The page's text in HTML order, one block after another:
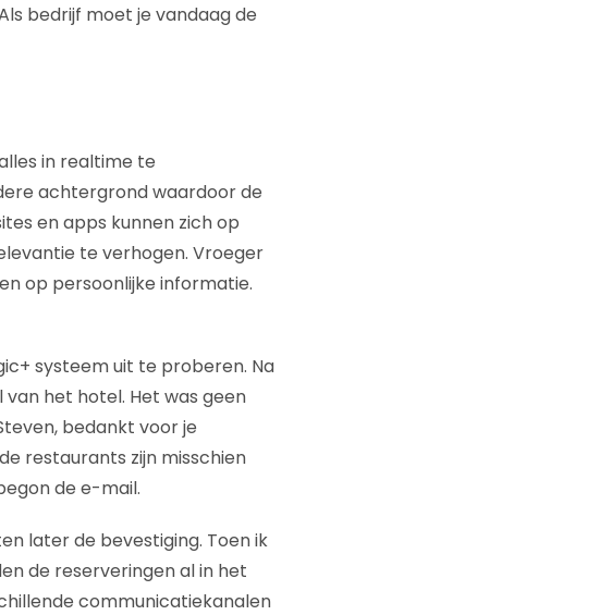
bedrijf moet je vandaag de
in realtime te
achtergrond waardoor de
en apps kunnen zich op
te verhogen. Vroeger
op persoonlijke informatie.
systeem uit te proberen. Na
het hotel. Het was geen
bedankt voor je
restaurants zijn misschien
de e-mail.
later de bevestiging. Toen ik
de reserveringen al in het
communicatiekanalen